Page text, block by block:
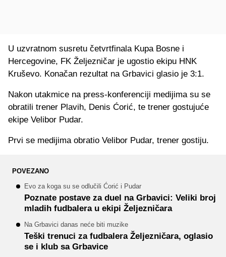
U uzvratnom susretu četvrtfinala Kupa Bosne i
Hercegovine, FK Željezničar je ugostio ekipu HNK
Kruševo. Konačan rezultat na Grbavici glasio je 3:1.
Nakon utakmice na press-konferenciji medijima su se
obratili trener Plavih, Denis Ćorić, te trener gostujuće
ekipe Velibor Pudar.
Prvi se medijima obratio Velibor Pudar, trener gostiju.
POVEZANO
Evo za koga su se odlučili Ćorić i Pudar
Poznate postave za duel na Grbavici: Veliki broj
mladih fudbalera u ekipi Željezničara
Na Grbavici danas neće biti muzike
Teški trenuci za fudbalera Željezničara, oglasio
se i klub sa Grbavice